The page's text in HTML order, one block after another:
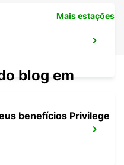
Mais estações
blog em
benefícios Privilege